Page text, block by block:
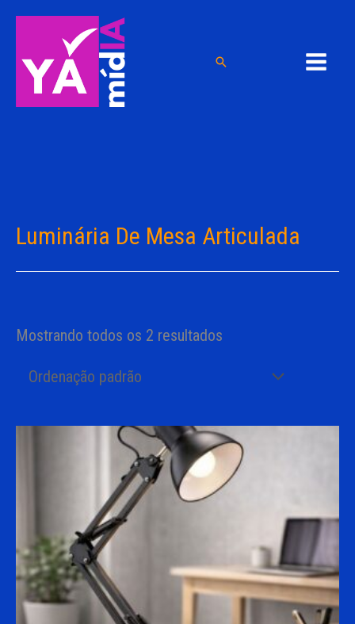
conteúdo
Pesquisar
Luminária De Mesa Articulada
Mostrando todos os 2 resultados